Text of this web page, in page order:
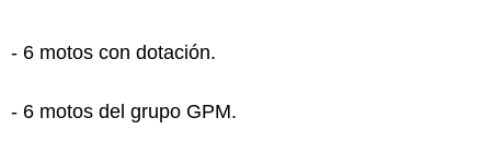
- 6 motos con dotación.
- 6 motos del grupo GPM.